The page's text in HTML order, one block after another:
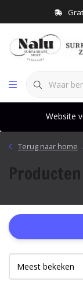
Website
Terug naar home